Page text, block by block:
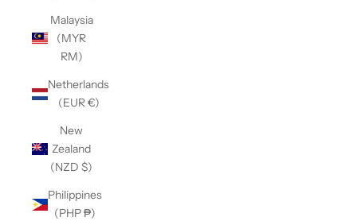
Malaysia
(MYR
RM)
Netherlands
(EUR €)
New
Zealand
(NZD $)
Philippines
(PHP ₱)